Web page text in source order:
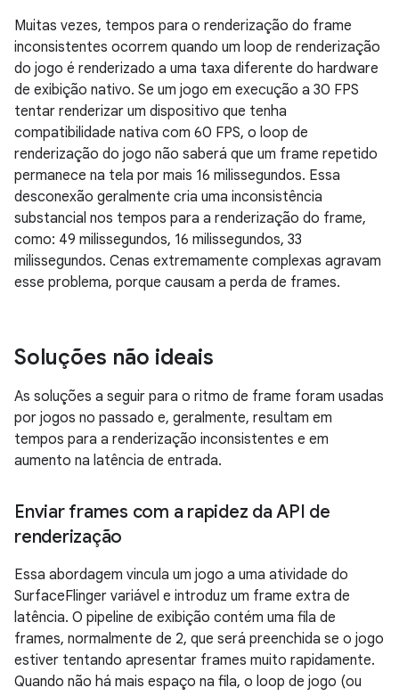
Muitas vezes, tempos para o renderização do frame
inconsistentes ocorrem quando um loop de renderização
do jogo é renderizado a uma taxa diferente do hardware
de exibição nativo. Se um jogo em execução a 30 FPS
tentar renderizar um dispositivo que tenha
compatibilidade nativa com 60 FPS, o loop de
renderização do jogo não saberá que um frame repetido
permanece na tela por mais 16 milissegundos. Essa
desconexão geralmente cria uma inconsistência
substancial nos tempos para a renderização do frame,
como: 49 milissegundos, 16 milissegundos, 33
milissegundos. Cenas extremamente complexas agravam
esse problema, porque causam a perda de frames.
Soluções não ideais
As soluções a seguir para o ritmo de frame foram usadas
por jogos no passado e, geralmente, resultam em
tempos para a renderização inconsistentes e em
aumento na latência de entrada.
Enviar frames com a rapidez da API de
renderização
Essa abordagem vincula um jogo a uma atividade do
SurfaceFlinger variável e introduz um frame extra de
latência. O pipeline de exibição contém uma fila de
frames, normalmente de 2, que será preenchida se o jogo
estiver tentando apresentar frames muito rapidamente.
Quando não há mais espaço na fila, o loop de jogo (ou